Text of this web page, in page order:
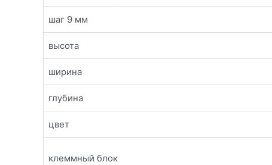
шаг 9 мм
высота
ширина
глубина
цвет
клеммный блок